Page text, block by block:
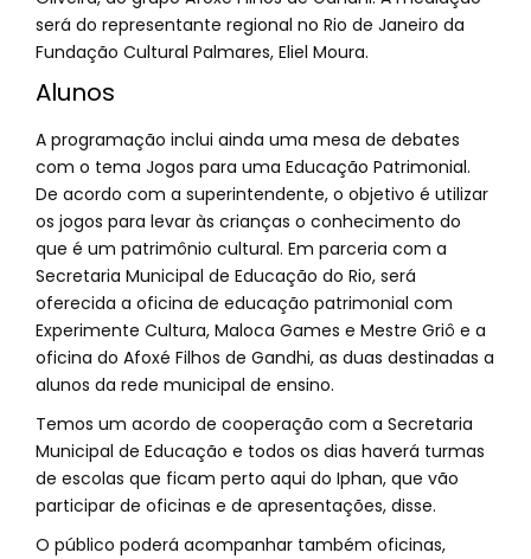
será do representante regional no Rio de Janeiro da
Fundação Cultural Palmares, Eliel Moura.
Alunos
A programação inclui ainda uma mesa de debates
com o tema Jogos para uma Educação Patrimonial.
De acordo com a superintendente, o objetivo é utilizar
os jogos para levar às crianças o conhecimento do
que é um patrimônio cultural. Em parceria com a
Secretaria Municipal de Educação do Rio, será
oferecida a oficina de educação patrimonial com
Experimente Cultura, Maloca Games e Mestre Griô e a
oficina do Afoxé Filhos de Gandhi, as duas destinadas a
alunos da rede municipal de ensino.
Temos um acordo de cooperação com a Secretaria
Municipal de Educação e todos os dias haverá turmas
de escolas que ficam perto aqui do Iphan, que vão
participar de oficinas e de apresentações, disse.
O público poderá acompanhar também oficinas,